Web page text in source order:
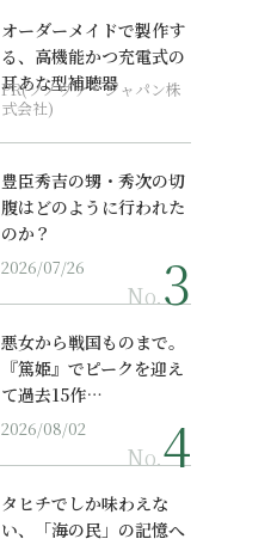
オーダーメイドで製作す
る、高機能かつ充電式の
耳あな型補聴器
PR(ソノヴァ・ジャパン株
式会社)
豊臣秀吉の甥・秀次の切
腹はどのように行われた
のか？
2026/07/26
No.
悪女から戦国ものまで。
『篤姫』でピークを迎え
て過去15作…
2026/08/02
No.
タヒチでしか味わえな
い、「海の民」の記憶へ